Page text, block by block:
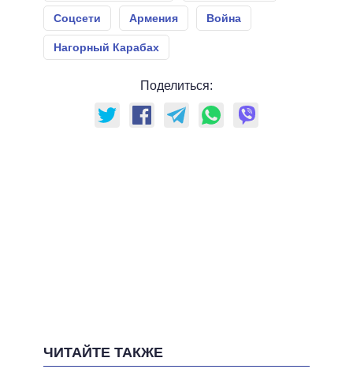
Соцсети Армения Война
Нагорный Карабах
Поделиться:
ЧИТАЙТЕ ТАКЖЕ